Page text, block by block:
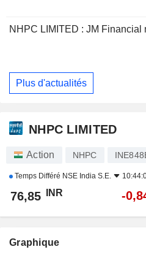
NHPC LIMITED : JM Financial
Plus d'actualités
NHPC LIMITED
Action NHPC
Temps Différé NSE India S.E.
76,85 INR -
Graphique